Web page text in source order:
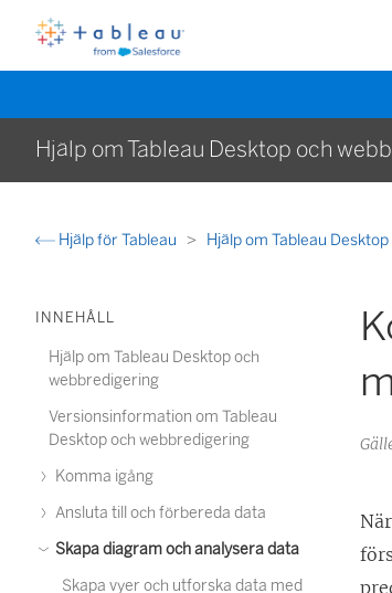
Hjälp om Tableau Desktop och
Hjälp för Tableau Hjälp om Tableau
INNEHÅLL
Hjälp om Tableau Desktop och
webbredigering
Versionsinformation om Tableau
Desktop och webbredigering
Komma igång
Ansluta till och förbereda data
Skapa diagram och analysera data
Skapa vyer och utforska data med